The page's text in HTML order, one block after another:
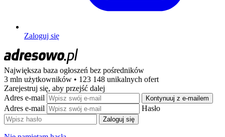
Zaloguj się
Największa baza ogłoszeń bez pośredników
3 mln użytkowników • 123 148 unikalnych ofert
Zarejestruj się, aby przejść dalej
Adres e-mail
Kontynuuj z e-mailem
Adres e-mail Hasło
Zaloguj się